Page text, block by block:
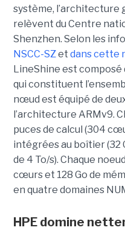
système, l’architecture
relèvent du Centre
Shenzhen. Selon les
NSCC-SZet dans cette
LineShine est composé
qui constituent
nœud est équipé de
l’architecture ARMv9.
puces de calcul (304
intégrées au boîtier (32
de 4 To/s). Chaque
cœurs et 128 Go de
en quatre domaines
HPE domine